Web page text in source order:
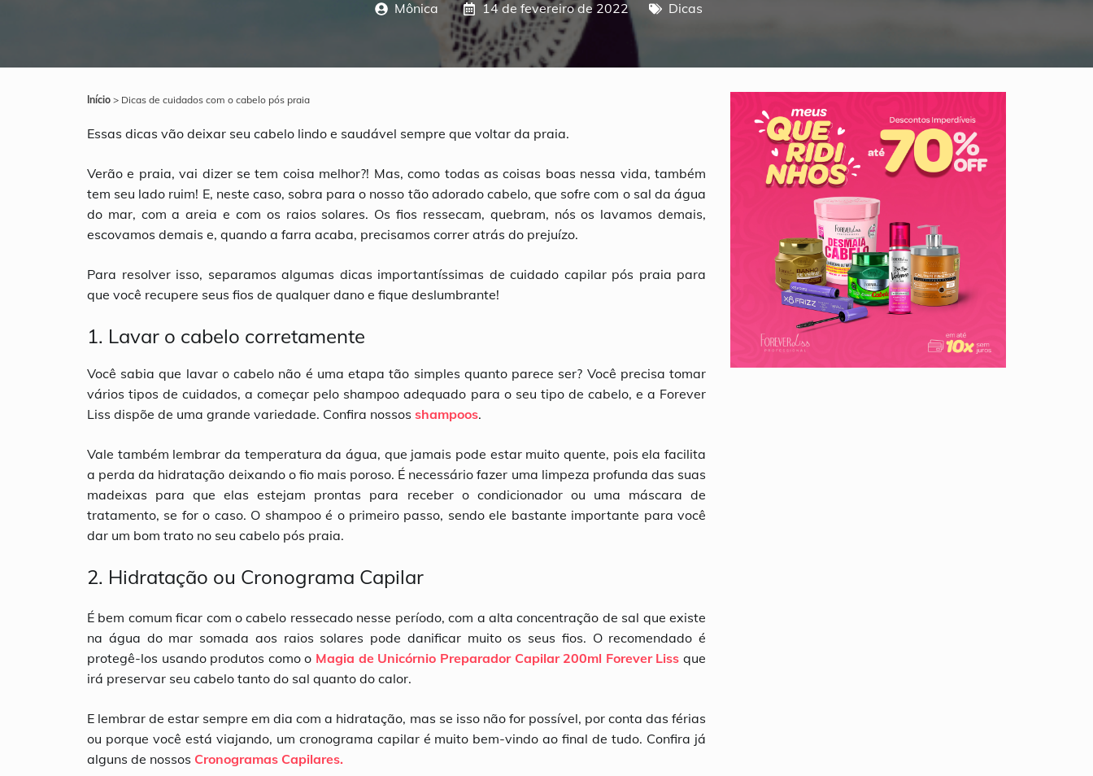
Mônica 14 de fevereiro de 2022 Dicas
Início > Dicas de cuidados com o cabelo pós praia
Essas dicas vão deixar seu cabelo lindo e saudável sempre que voltar da praia.
Verão e praia, vai dizer se tem coisa melhor?! Mas, como todas as coisas boas nessa vida, também
tem seu lado ruim! E, neste caso, sobra para o nosso tão adorado cabelo, que sofre com o sal da água
do mar, com a areia e com os raios solares. Os fios ressecam, quebram, nós os lavamos demais,
escovamos demais e, quando a farra acaba, precisamos correr atrás do prejuízo.
Para resolver isso, separamos algumas dicas importantíssimas de cuidado capilar pós praia para
que você recupere seus fios de qualquer dano e fique deslumbrante!
1. Lavar o cabelo corretamente
Você sabia que lavar o cabelo não é uma etapa tão simples quanto parece ser? Você precisa tomar
vários tipos de cuidados, a começar pelo shampoo adequado para o seu tipo de cabelo, e a Forever
Liss dispõe de uma grande variedade. Confira nossos shampoos.
Vale também lembrar da temperatura da água, que jamais pode estar muito quente, pois ela facilita
a perda da hidratação deixando o fio mais poroso. É necessário fazer uma limpeza profunda das suas
madeixas para que elas estejam prontas para receber o condicionador ou uma máscara de
tratamento, se for o caso. O shampoo é o primeiro passo, sendo ele bastante importante para você
dar um bom trato no seu cabelo pós praia.
2. Hidratação ou Cronograma Capilar
É bem comum ficar com o cabelo ressecado nesse período, com a alta concentração de sal que existe
na água do mar somada aos raios solares pode danificar muito os seus fios. O recomendado é
protegê-los usando produtos como o Magia de Unicórnio Preparador Capilar 200ml Forever Liss que
irá preservar seu cabelo tanto do sal quanto do calor.
E lembrar de estar sempre em dia com a hidratação, mas se isso não for possível, por conta das férias
ou porque você está viajando, um cronograma capilar é muito bem-vindo ao final de tudo. Confira já
alguns de nossos Cronogramas Capilares.